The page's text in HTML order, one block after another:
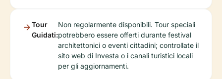
Tour
Guidati:
Non regolarmente disponibili. Tour speciali
potrebbero essere offerti durante festival
architettonici o eventi cittadini; controllate il
sito web di Investa o i canali turistici locali
per gli aggiornamenti.